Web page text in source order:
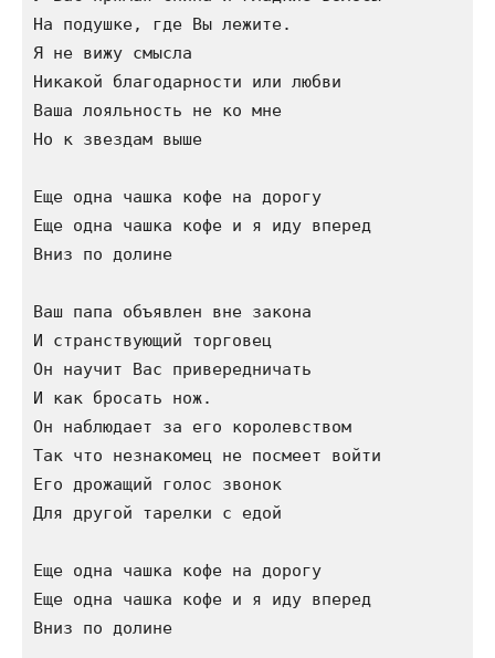
На подушке, где Вы лежите.
Я не вижу смысла
Никакой благодарности или любви
Ваша лояльность не ко мне
Но к звездам выше
Еще одна чашка кофе на дорогу
Еще одна чашка кофе и я иду вперед
Вниз по долине
Ваш папа объявлен вне закона
И странствующий торговец
Он научит Вас привередничать
И как бросать нож.
Он наблюдает за его королевством
Так что незнакомец не посмеет войти
Его дрожащий голос звонок
Для другой тарелки с едой
Еще одна чашка кофе на дорогу
Еще одна чашка кофе и я иду вперед
Вниз по долине